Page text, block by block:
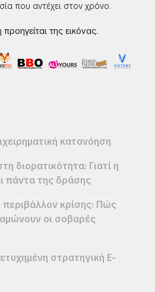
που αντέχει στον χρόνο.
της εικόνας.
κατανόηση
διορατικότητα: Γιατί η
πάντα της δράσης
κρίσης: Πώς
οι σοβαρές
στρατηγική E-